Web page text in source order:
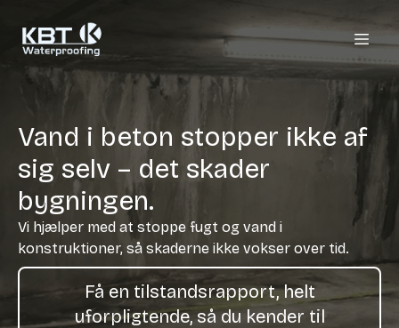
Vand i beton stopper ikke af
sig selv – det skader
bygningen.
Vi hjælper med at stoppe fugt og vand i
konstruktioner, så skaderne ikke vokser over tid.
Få en tilstandsrapport, helt
uforpligtende, så du kender til